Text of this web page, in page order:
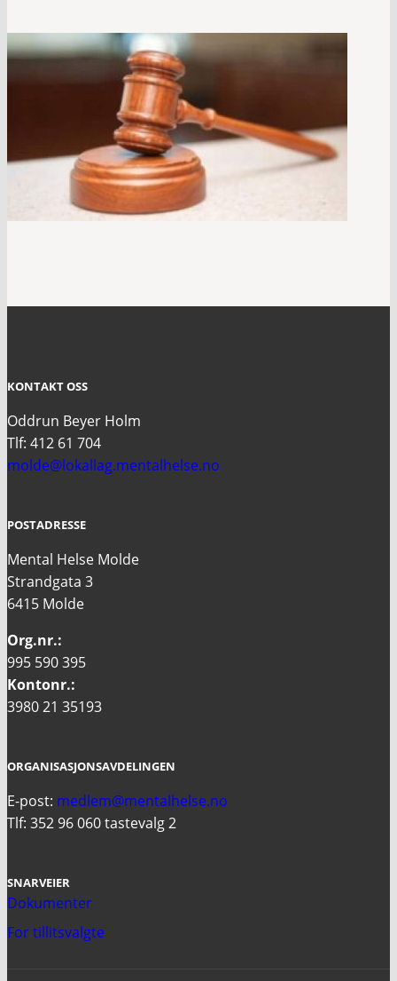
KONTAKT OSS
Oddrun Beyer Holm
Tlf: 412 61 704
molde@lokallag.mentalhelse.no
POSTADRESSE
Mental Helse Molde
Strandgata 3
6415 Molde
Org.nr.:
995 590 395
Kontonr.:
3980 21 35193
ORGANISASJONSAVDELINGEN
E-post: medlem@mentalhelse.no
Tlf: 352 96 060 tastevalg 2
SNARVEIER
Dokumenter
For tillitsvalgte